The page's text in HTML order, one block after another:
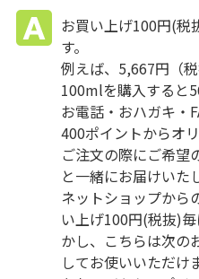
お買い上げ100円(税
す。
例えば、5,667円（
100mlを購入すると
お電話・おハガキ・
400ポイントからオ
ご注文の際にご希望
と一緒にお届けいた
ネットショップから
い上げ100円(税抜)
かし、こちらは次の
してお使いいただけ